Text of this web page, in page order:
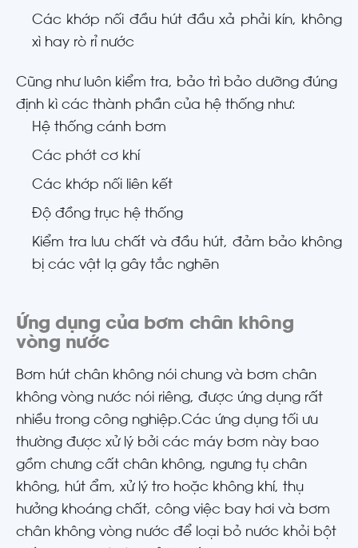
Các khớp nối đầu hút đầu xả phải kín, không
xì hay rò rỉ nước
Cũng như luôn kiểm tra, bảo trì bảo dưỡng đúng
định kì các thành phần của hệ thống như:
Hệ thống cánh bơm
Các phớt cơ khí
Các khớp nối liên kết
Độ đồng trục hệ thống
Kiểm tra lưu chất và đầu hút, đảm bảo không
bị các vật lạ gây tắc nghẽn
Ứng dụng của bơm chân không
vòng nước
Bơm hút chân không nói chung và bơm chân
không vòng nước nói riêng, được ứng dụng rất
nhiều trong công nghiệp.Các ứng dụng tối ưu
thường được xử lý bởi các máy bơm này bao
gồm chưng cất chân không, ngưng tụ chân
không, hút ẩm, xử lý tro hoặc không khí, thụ
hưởng khoáng chất, công việc bay hơi và bơm
chân không vòng nước để loại bỏ nước khỏi bột